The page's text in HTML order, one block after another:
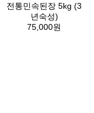
전통민속된장 5kg (3
년숙성)
75,000원